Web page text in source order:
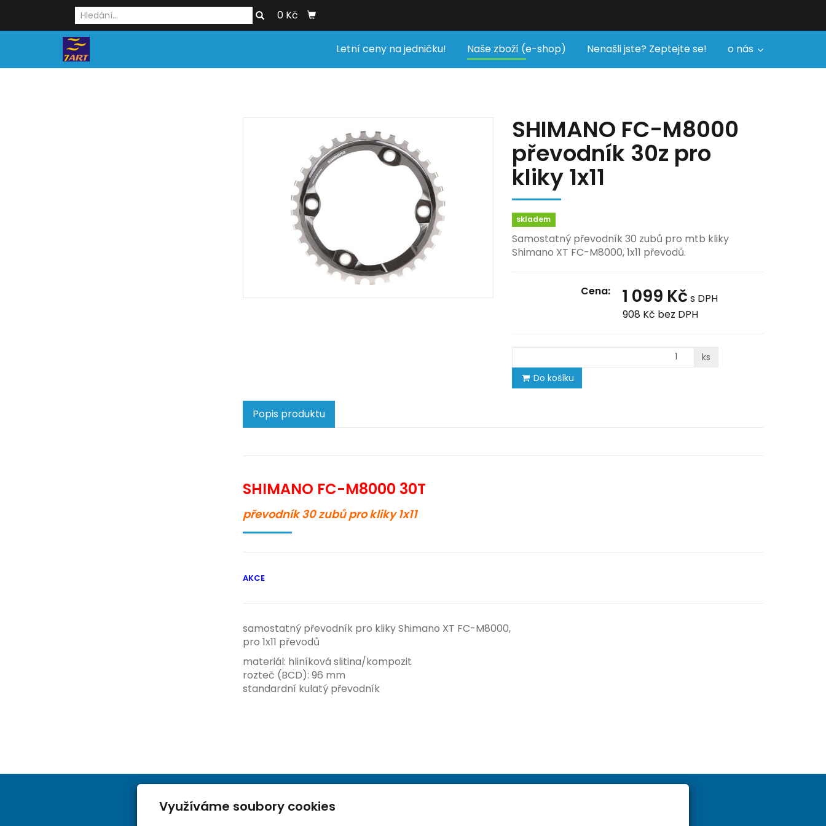
0 Kč
Letní ceny na jedničku! Naše zboží (e-shop) Nenašli jste? Zeptejte se! o nás
SHIMANO FC-M8000
převodník 30z pro
kliky 1x11
skladem
Samostatný převodník 30 zubů pro mtb kliky
Shimano XT FC-M8000, 1x11 převodů.
Cena: 1 099 Kč s DPH
908 Kč bez DPH
ks
Do košíku
Popis produktu
SHIMANO FC-M8000 30T
převodník 30 zubů pro kliky1x11
AKCE
samostatný převodník pro kliky Shimano XT FC-M8000,
pro 1x11 převodů
materiál: hliníková slitina/kompozit
rozteč (BCD): 96 mm
standardní kulatý převodník
Využíváme soubory cookies